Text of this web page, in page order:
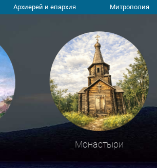
Архиерей и епархия Митрополия
Монастыри